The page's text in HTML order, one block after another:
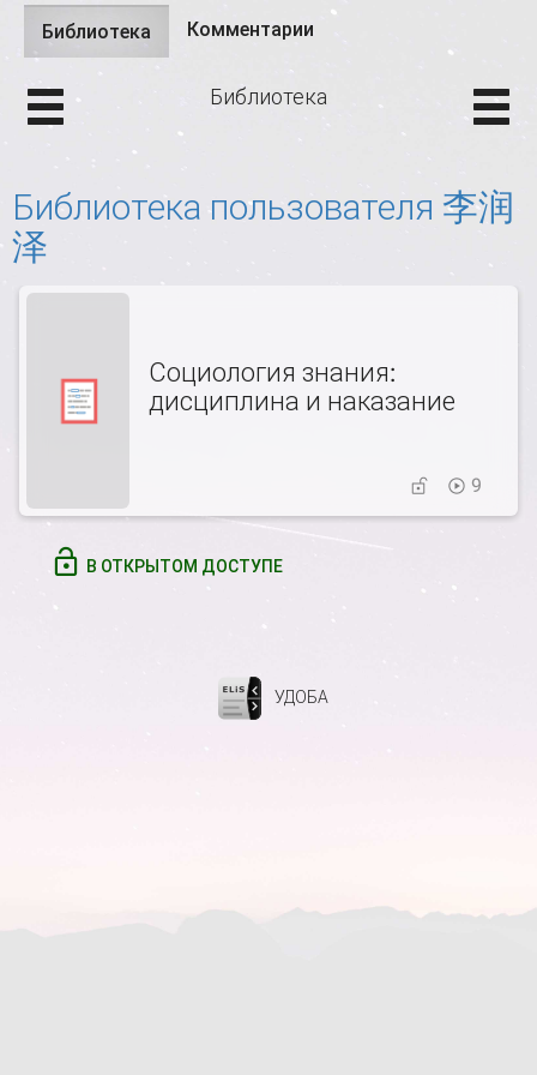
Главные вкладки
Библиотека (активная
вкладка)
Комментарии
Библиотека
Библиотека пользователя 李润
泽
Социология знания:
дисциплина и наказание
9
В ОТКРЫТОМ ДОСТУПЕ
УДОБА